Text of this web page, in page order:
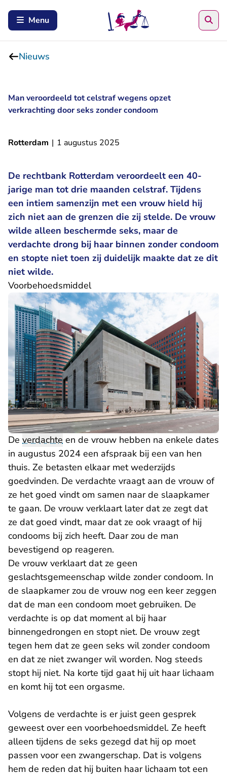
Menu
Nieuws
Man veroordeeld tot celstraf wegens opzet
verkrachting door seks zonder condoom
Rotterdam | 1 augustus 2025
De rechtbank Rotterdam veroordeelt een 40-
jarige man tot drie maanden celstraf. Tijdens
een intiem samenzijn met een vrouw hield hij
zich niet aan de grenzen die zij stelde. De vrouw
wilde alleen beschermde seks, maar de
verdachte drong bij haar binnen zonder condoom
en stopte niet toen zij duidelijk maakte dat ze dit
niet wilde.
Voorbehoedsmiddel
De verdachte en de vrouw hebben na enkele dates
in augustus 2024 een afspraak bij een van hen
thuis. Ze betasten elkaar met wederzijds
goedvinden. De verdachte vraagt aan de vrouw of
ze het goed vindt om samen naar de slaapkamer
te gaan. De vrouw verklaart later dat ze zegt dat
ze dat goed vindt, maar dat ze ook vraagt of hij
condooms bij zich heeft. Daar zou de man
bevestigend op reageren.
De vrouw verklaart dat ze geen
geslachtsgemeenschap wilde zonder condoom. In
de slaapkamer zou de vrouw nog een keer zeggen
dat de man een condoom moet gebruiken. De
verdachte is op dat moment al bij haar
binnengedrongen en stopt niet. De vrouw zegt
tegen hem dat ze geen seks wil zonder condoom
en dat ze niet zwanger wil worden. Nog steeds
stopt hij niet. Na korte tijd gaat hij uit haar lichaam
en komt hij tot een orgasme.
Volgens de verdachte is er juist geen gesprek
geweest over een voorbehoedsmiddel. Ze heeft
alleen tijdens de seks gezegd dat hij op moet
passen voor een zwangerschap. Dat is volgens
hem de reden dat hij buiten haar lichaam tot een